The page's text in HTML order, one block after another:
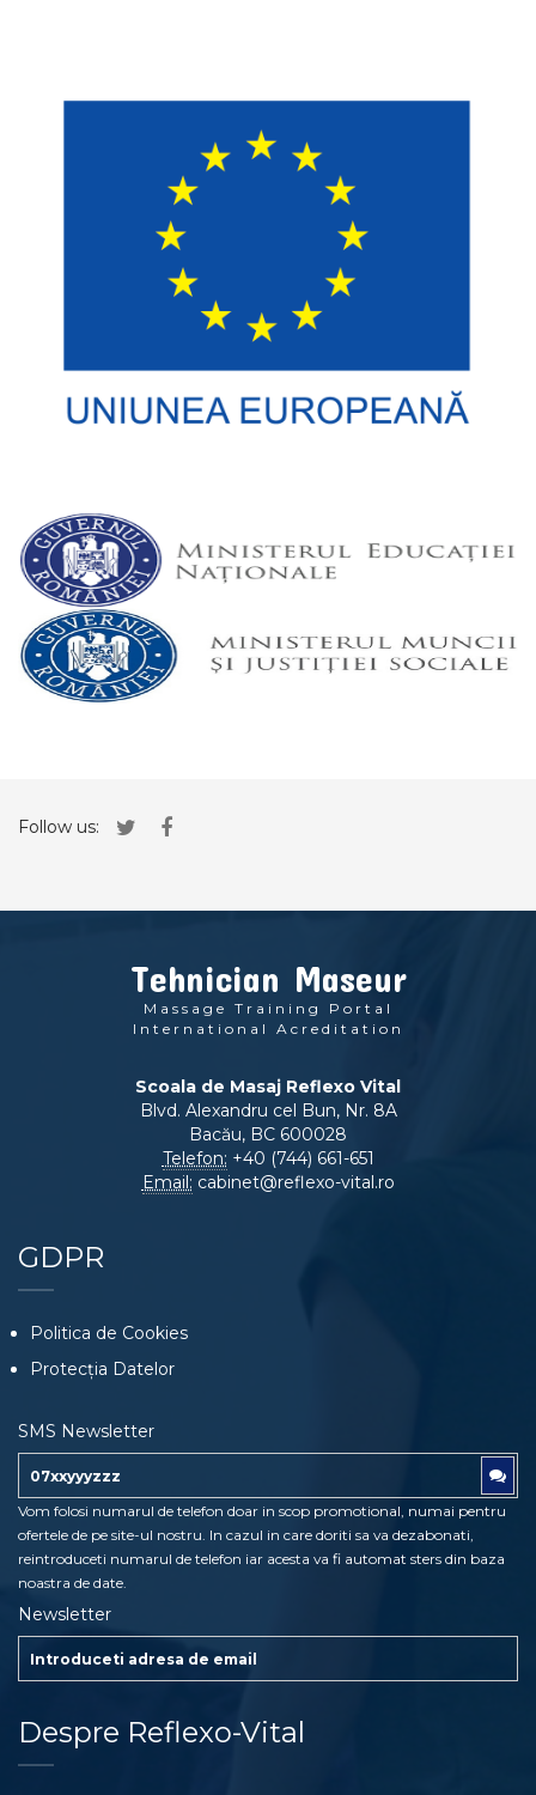
Follow us:
Tehnician Maseur
Massage Training Portal
International Acreditation
Scoala de Masaj Reflexo Vital
Blvd. Alexandru cel Bun, Nr. 8A
Bacău, BC 600028
Telefon: +40 (744) 661-651
Email: cabinet@reflexo-vital.ro
GDPR
Politica de Cookies
Protecția Datelor
SMS Newsletter
Vom folosi numarul de telefon doar in scop promotional, numai pentru
ofertele de pe site-ul nostru. In cazul in care doriti sa va dezabonati,
reintroduceti numarul de telefon iar acesta va fi automat sters din baza
noastra de date.
Newsletter
Despre Reflexo-Vital